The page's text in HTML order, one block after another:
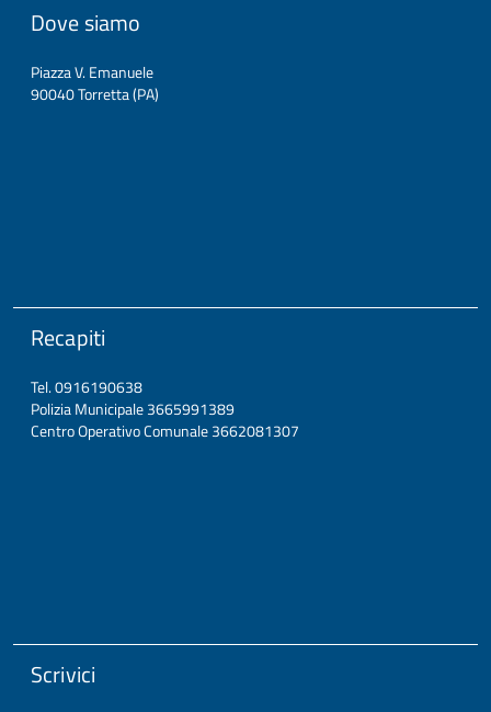
Dove siamo
Piazza V. Emanuele
90040 Torretta (PA)
Recapiti
Tel. 0916190638
Polizia Municipale 3665991389
Centro Operativo Comunale 3662081307
Scrivici